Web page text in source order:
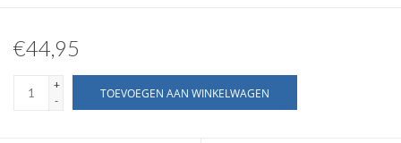
€44,95
+
-
TOEVOEGEN AAN WINKELWAGEN